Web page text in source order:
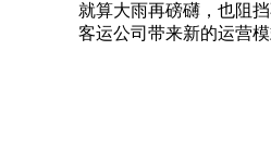
就算大雨再磅礴，也阻
客运公司带来新的运营模